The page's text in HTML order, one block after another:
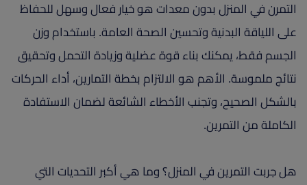
التمرن في المنزل بدون معدات هو خيار فعال وسهل للحفاظ
على اللياقة البدنية وتحسين الصحة العامة. باستخدام وزن
الجسم فقط، يمكنك بناء قوة عضلية وزيادة التحمل وتحقيق
نتائج ملموسة. الأهم هو الالتزام بخطة التمارين، أداء الحركات
بالشكل الصحيح، وتجنب الأخطاء الشائعة لضمان الاستفادة
الكاملة من التمرين.
هل جربت التمرين في المنزل؟ وما هي أكبر التحديات التي